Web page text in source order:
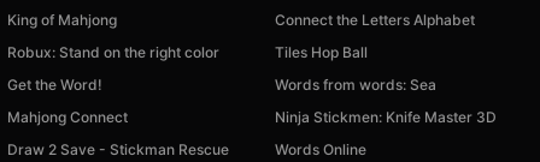
King of Mahjong
Connect the Letters Alphabet
Robux: Stand on the right color
Tiles Hop Ball
Get the Word!
Words from words: Sea
Mahjong Connect
Ninja Stickmen: Knife Master 3D
Draw 2 Save - Stickman Rescue
Words Online